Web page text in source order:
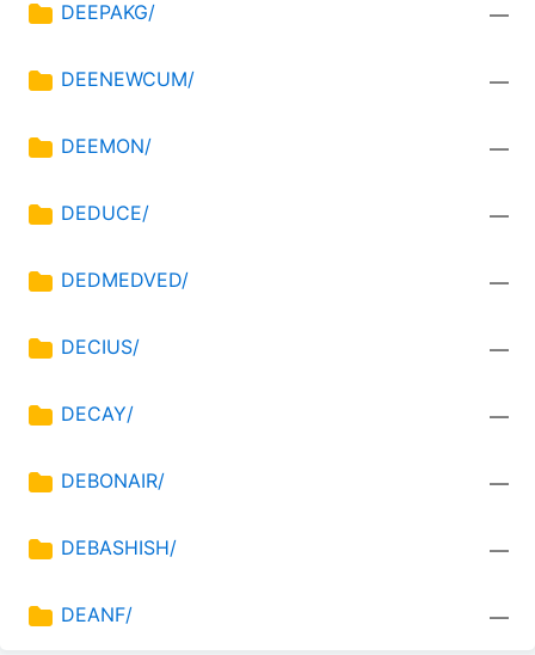
DEEPAKG/ —
DEENEWCUM/ —
DEEMON/ —
DEDUCE/ —
DEDMEDVED/ —
DECIUS/ —
DECAY/ —
DEBONAIR/ —
DEBASHISH/ —
DEANF/ —